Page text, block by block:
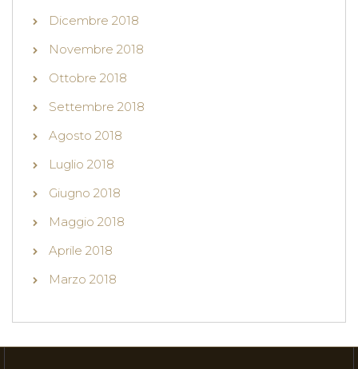
Dicembre 2018
Novembre 2018
Ottobre 2018
Settembre 2018
Agosto 2018
Luglio 2018
Giugno 2018
Maggio 2018
Aprile 2018
Marzo 2018